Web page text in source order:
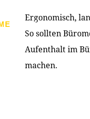
PRODUKTE
Ergonomisch,
So sollten
Aufenthalt im
machen.